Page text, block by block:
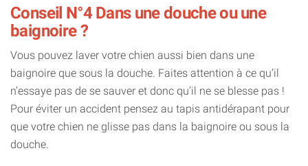
Conseil N°4 Dans une douche ou une
baignoire ?
Vous pouvez laver votre chien aussi bien dans une
baignoire que sous la douche. Faites attention à ce qu’il
n’essaye pas de se sauver et donc qu’il ne se blesse pas !
Pour éviter un accident pensez au tapis antidérapant pour
que votre chien ne glisse pas dans la baignoire ou sous la
douche.